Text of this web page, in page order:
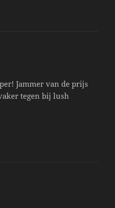
Jammer van de prijs
tegen bij lush